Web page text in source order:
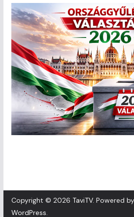
Copyright © 2026 TaviTV. Powered by
WordPress.